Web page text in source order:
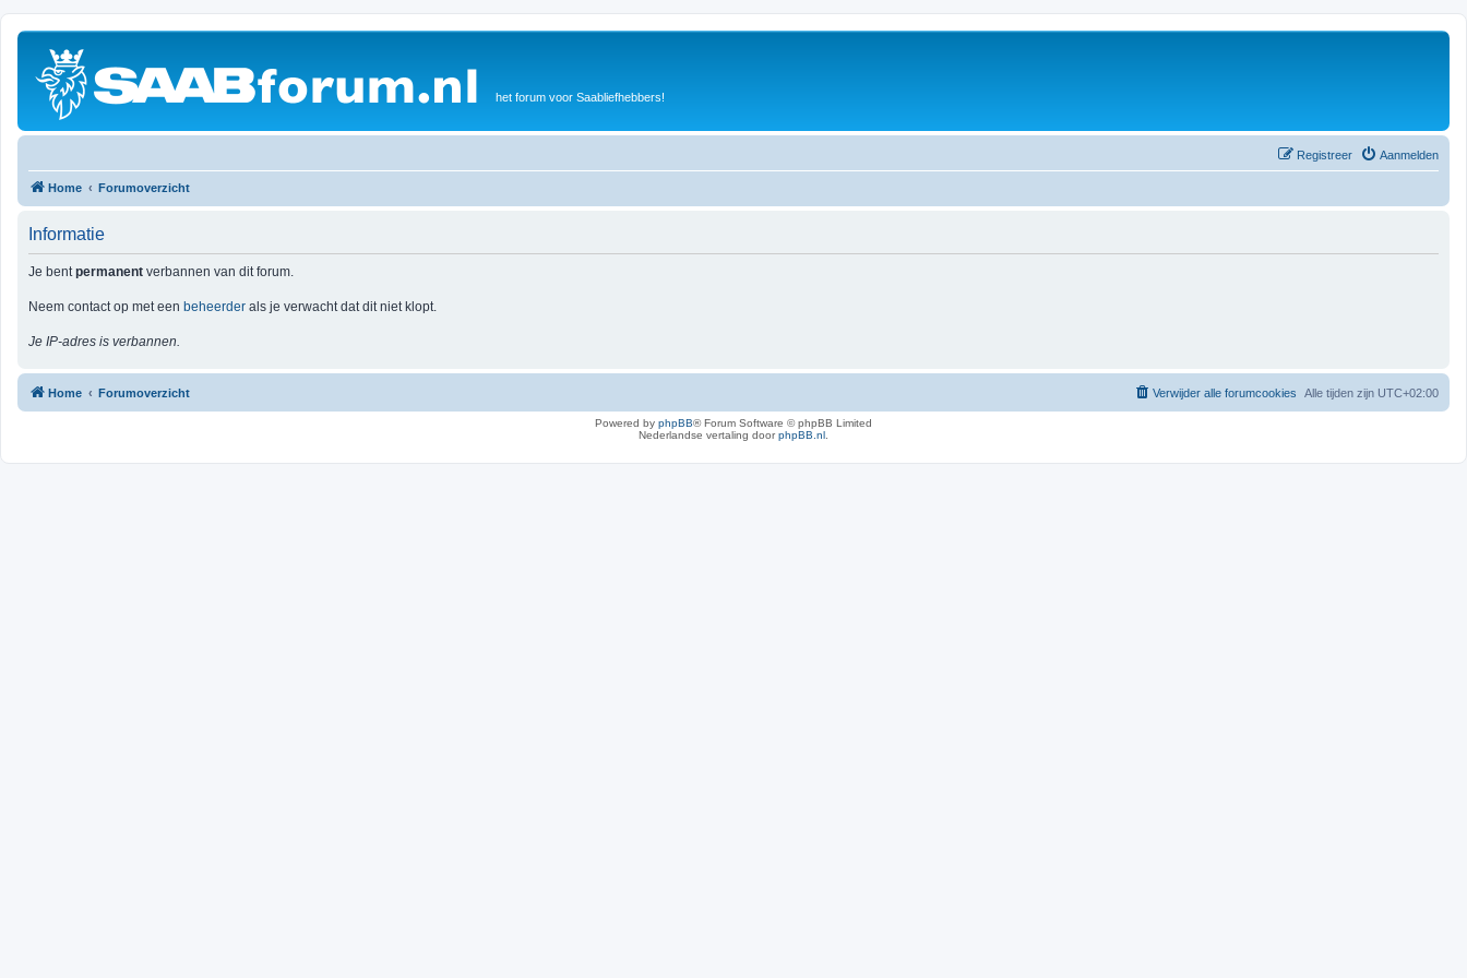
het forum voor Saabliefhebbers!
Aanmelden
Registreer
Home Forumoverzicht
Informatie
Je bentpermanent verbannen van dit forum.
Neem contact op met een beheerder als je verwacht dat dit niet klopt.
Je IP-adres is verbannen.
Home Forumoverzicht Alle tijden zijn UTC+02:00
Verwijder alle forumcookies
Powered by phpBB® Forum Software © phpBB Limited
Nederlandse vertaling doorphpBB.nl